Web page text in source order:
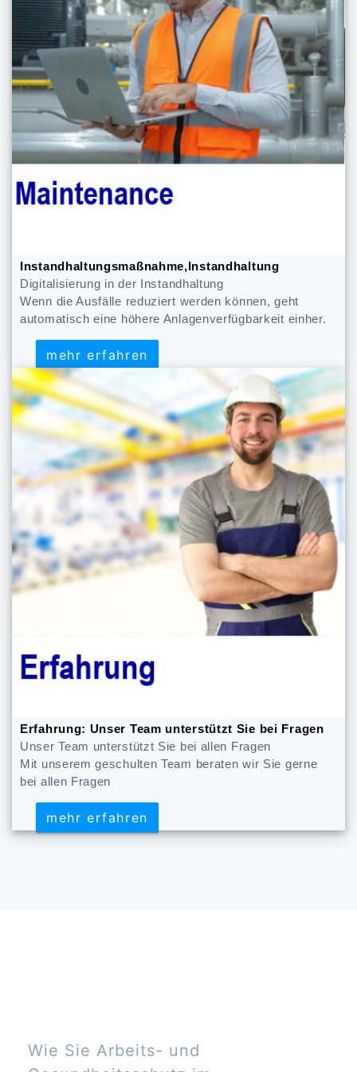
Instandhaltungsmaßnahme,Instandhaltung
Digitalisierung in der Instandhaltung
Wenn die Ausfälle reduziert werden können, geht
automatisch eine höhere Anlagenverfügbarkeit einher.
mehr erfahren
mehr erfahren
Erfahrung: Unser Team unterstützt Sie bei Fragen
Unser Team unterstützt Sie bei allen Fragen
Mit unserem geschulten Team beraten wir Sie gerne
bei allen Fragen
mehr erfahren
mehr erfahren
Wie Sie Arbeits- und